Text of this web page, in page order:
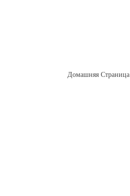
Домашняя Страница